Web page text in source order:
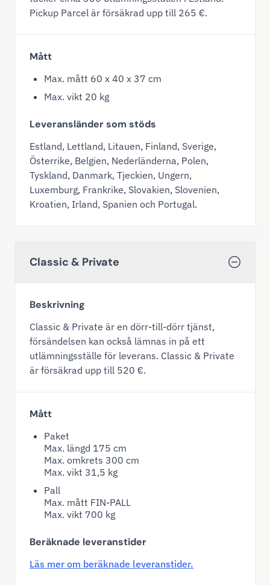
Pickup Parcel är försäkrad upp till 265 €.
Mått
Max. mått 60 x 40 x 37 cm
Max. vikt 20 kg
Leveransländer som stöds
Estland, Lettland, Litauen, Finland, Sverige,
Österrike, Belgien, Nederländerna, Polen,
Tyskland, Danmark, Tjeckien, Ungern,
Luxemburg, Frankrike, Slovakien, Slovenien,
Kroatien, Irland, Spanien och Portugal.
Classic & Private
Beskrivning
Classic & Private är en dörr-till-dörr tjänst,
försändelsen kan också lämnas in på ett
utlämningsställe för leverans. Classic & Private
är försäkrad upp till 520 €.
Mått
Paket
Max. längd 175 cm
Max. omkrets 300 cm
Max. vikt 31,5 kg
Pall
Max. mått FIN-PALL
Max. vikt 700 kg
Beräknade leveranstider
Läs mer om beräknade leveranstider.